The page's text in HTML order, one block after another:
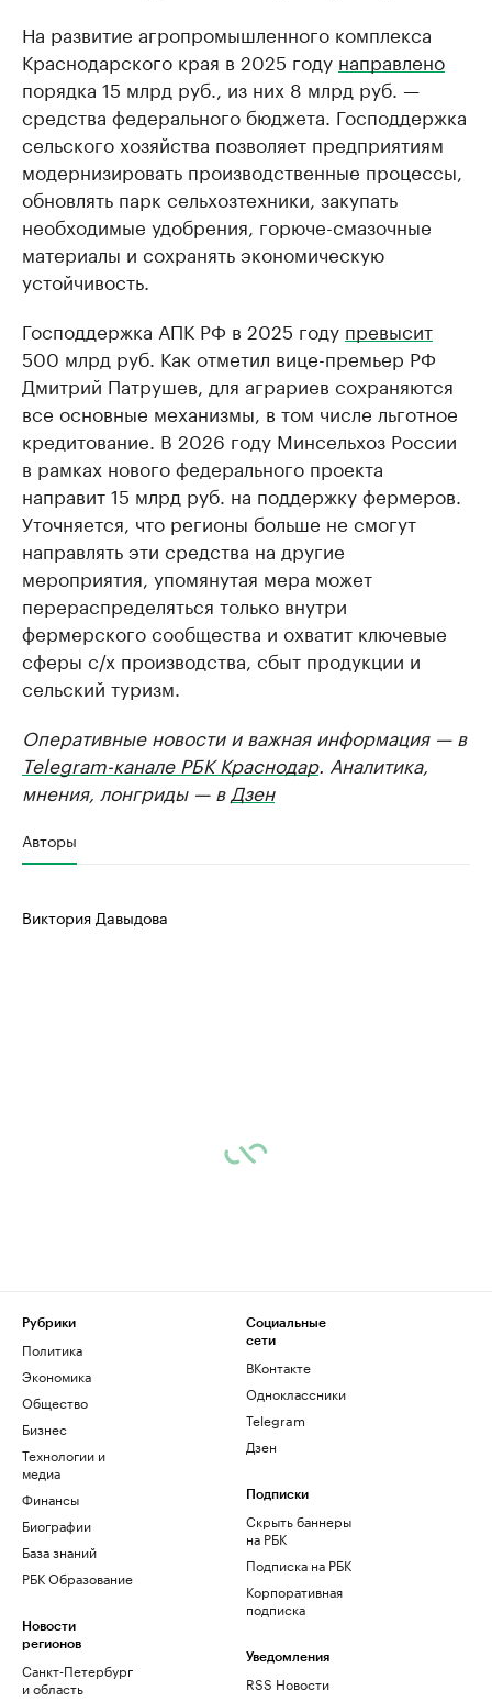
На развитие агропромышленного комплекса
Краснодарского края в 2025 году направлено
порядка 15 млрд руб., из них 8 млрд руб. —
средства федерального бюджета. Господдержка
сельского хозяйства позволяет предприятиям
модернизировать производственные процессы,
обновлять парк сельхозтехники, закупать
необходимые удобрения, горюче-смазочные
материалы и сохранять экономическую
устойчивость.
Господдержка АПК РФ в 2025 году превысит
500 млрд руб. Как отметил вице-премьер РФ
Дмитрий Патрушев, для аграриев сохраняются
все основные механизмы, в том числе льготное
кредитование. В 2026 году Минсельхоз России
в рамках нового федерального проекта
направит 15 млрд руб. на поддержку фермеров.
Уточняется, что регионы больше не смогут
направлять эти средства на другие
мероприятия, упомянутая мера может
перераспределяться только внутри
фермерского сообщества и охватит ключевые
сферы с/х производства, сбыт продукции и
сельский туризм.
Оперативные новости и важная информация — в
Telegram-канале РБК Краснодар. Аналитика,
мнения, лонгриды — вДзен
Авторы
Виктория Давыдова
Рубрики
Политика
Экономика
Общество
Бизнес
Технологии и
медиа
Финансы
Биографии
База знаний
РБК Образование
Новости
регионов
Санкт-Петербург
и область
Социальные
сети
ВКонтакте
Одноклассники
Telegram
Дзен
Подписки
Скрыть баннеры
на РБК
Подписка на РБК
Корпоративная
подписка
Уведомления
RSS Новости